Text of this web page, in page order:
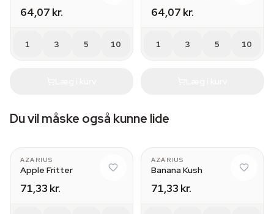
64,07 kr.
1 3 5 10
64,07 kr.
1 3 5 10
Du vil måske også kunne lide
AZARIUS
Apple Fritter
71,33 kr.
AZARIUS
Banana Kush
71,33 kr.